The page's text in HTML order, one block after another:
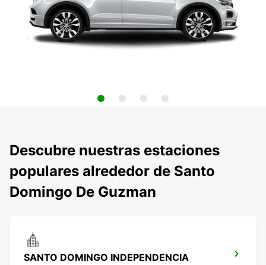
Descubre nuestras estaciones
populares alrededor de Santo
Domingo De Guzman
SANTO DOMINGO INDEPENDENCIA